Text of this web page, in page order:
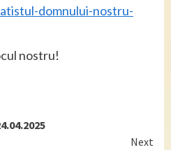
domnului-nostru-
nostru!
Next